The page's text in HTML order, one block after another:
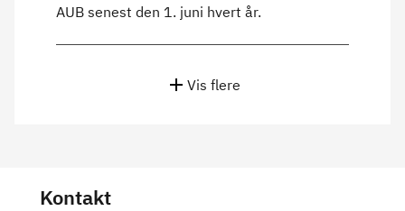
AUB senest den 1. juni hvert år.
Vis flere
Kontakt